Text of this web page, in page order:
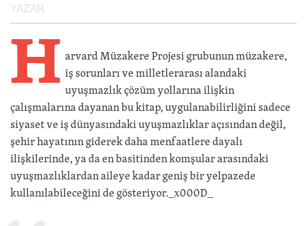
YAZAR
Harvard Müzakere Projesi grubunun müzakere,
iş sorunları ve milletlerarası alandaki
uyuşmazlık çözüm yollarına ilişkin
çalışmalarına dayanan bu kitap, uygulanabilirliğini sadece
siyaset ve iş dünyasındaki uyuşmazlıklar açısından değil,
şehir hayatının giderek daha menfaatlere dayalı
ilişkilerinde, ya da en basitinden komşular arasındaki
uyuşmazlıklardan aileye kadar geniş bir yelpazede
kullanılabileceğini de gösteriyor._x000D_